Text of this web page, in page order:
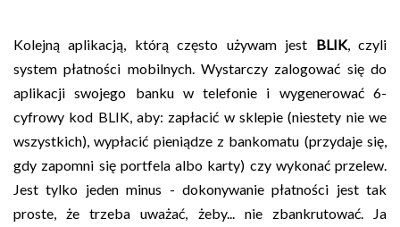
Kolejną aplikacją, którą często używam jest BLIK, czyli
system płatności mobilnych. Wystarczy zalogować się do
aplikacji swojego banku w telefonie i wygenerować 6-
cyfrowy kod BLIK, aby: zapłacić w sklepie (niestety nie we
wszystkich), wypłacić pieniądze z bankomatu (przydaje się,
gdy zapomni się portfela albo karty) czy wykonać przelew.
Jest tylko jeden minus - dokonywanie płatności jest tak
proste, że trzeba uważać, żeby... nie zbankrutować. Ja